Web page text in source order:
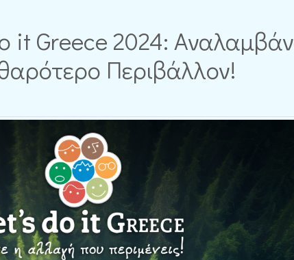
it Greece 2024:
Περιβάλλον!